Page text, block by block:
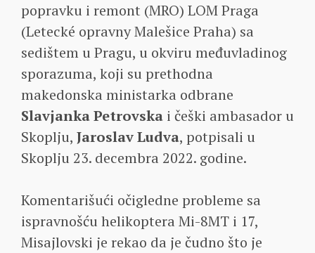
popravku i remont (MRO) LOM Praga
(Letecké opravny Malešice Praha) sa
sedištem u Pragu, u okviru međuvladinog
sporazuma, koji su prethodna
makedonska ministarka odbrane
Slavjanka Petrovska i češki ambasador u
Skoplju, Jaroslav Ludva, potpisali u
Skoplju 23. decembra 2022. godine.
Komentarišući očigledne probleme sa
ispravnošću helikoptera Mi-8MT i 17,
Misajlovski je rekao da je čudno što je